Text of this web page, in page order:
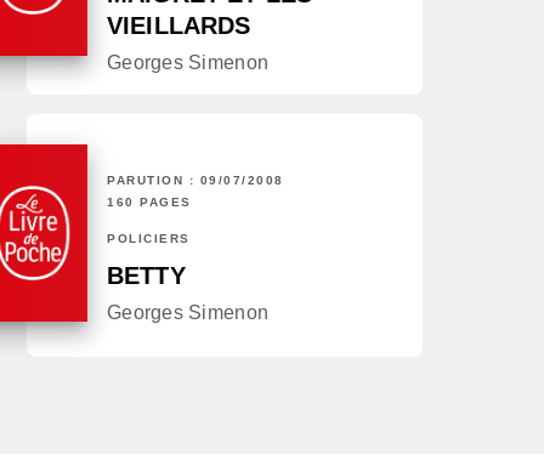
VIEILLARDS
Georges Simenon
PARUTION : 09/07/2008
160 PAGES
POLICIERS
BETTY
Georges Simenon